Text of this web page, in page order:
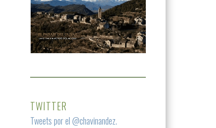
TWITTER
Tweets por el @chavinandez.